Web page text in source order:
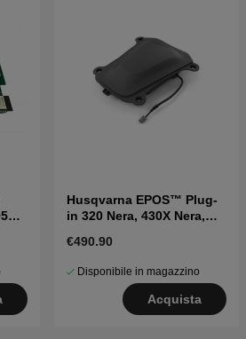
Husqvarna EPOS™ Plug-
in 320 Nera, 430X Nera,
€490.90
Disponibile in magazzino
Acquista